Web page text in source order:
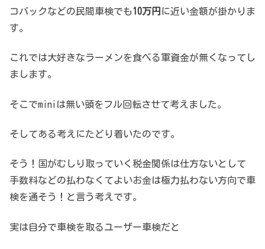
コバックなどの民間車検でも10万円 に近い金額が掛かりま
す。
これでは大好きなラーメンを食べる軍資金が無くなってし
まします。
そこでminiは無い頭をフル回転させて考えました。
そしてある考えにたどり着いたのです。
そう！国がむしり取っていく税金関係は仕方ないとして
手数料などの払わなくてよいお金は極力払わない方向で車
検を通そう！と言う考えです。
実は自分で車検を取るユーザー車検だと